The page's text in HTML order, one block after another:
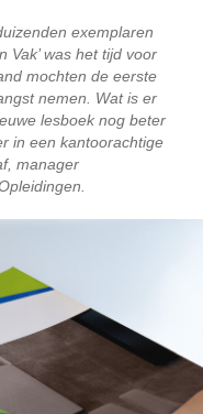
exemplaren
Vak’ was het tijd voor
mochten de eerste
nemen. Wat is er
lesboek nog beter
in een kantoorachtige
manager